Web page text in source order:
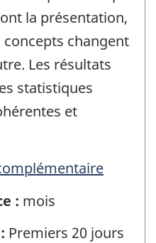
la présentation,
changent
Les résultats
statistiques
et
: mois
Premiers 20 jours